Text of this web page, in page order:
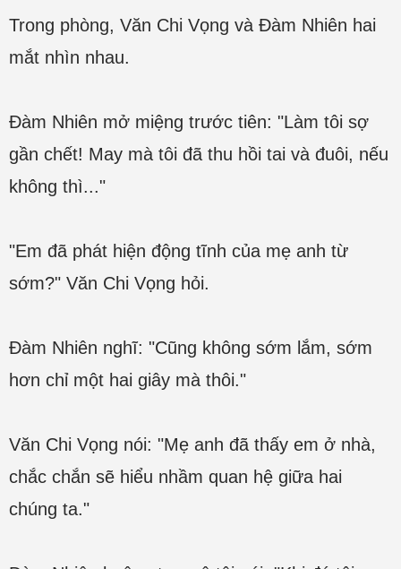
Trong phòng, Văn Chi Vọng và Đàm Nhiên hai
mắt nhìn nhau.
Đàm Nhiên mở miệng trước tiên: "Làm tôi sợ
gần chết! May mà tôi đã thu hồi tai và đuôi, nếu
không thì..."
"Em đã phát hiện động tĩnh của mẹ anh từ
sớm?" Văn Chi Vọng hỏi.
Đàm Nhiên nghĩ: "Cũng không sớm lắm, sớm
hơn chỉ một hai giây mà thôi."
Văn Chi Vọng nói: "Mẹ anh đã thấy em ở nhà,
chắc chắn sẽ hiểu nhầm quan hệ giữa hai
chúng ta."